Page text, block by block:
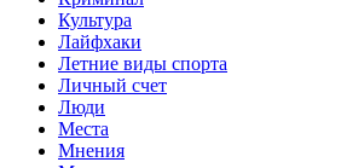
Культура
Лайфхаки
Летние виды спорта
Личный счет
Люди
Места
Мнения